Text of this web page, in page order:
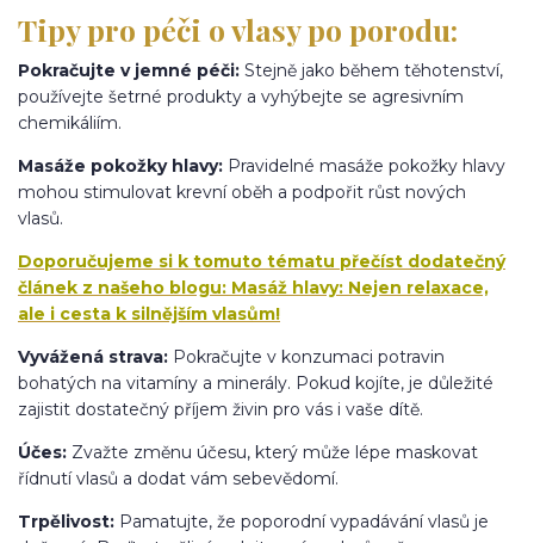
Tipy pro péči o vlasy po porodu:
Pokračujte v jemné péči: Stejně jako během těhotenství,
používejte šetrné produkty a vyhýbejte se agresivním
chemikáliím.
Masáže pokožky hlavy: Pravidelné masáže pokožky hlavy
mohou stimulovat krevní oběh a podpořit růst nových
vlasů.
Doporučujeme si k tomuto tématu přečíst dodatečný
článek z našeho blogu: Masáž hlavy: Nejen relaxace,
ale i cesta k silnějším vlasům!
Vyvážená strava: Pokračujte v konzumaci potravin
bohatých na vitamíny a minerály. Pokud kojíte, je důležité
zajistit dostatečný příjem živin pro vás i vaše dítě.
Účes: Zvažte změnu účesu, který může lépe maskovat
řídnutí vlasů a dodat vám sebevědomí.
Trpělivost: Pamatujte, že poporodní vypadávání vlasů je